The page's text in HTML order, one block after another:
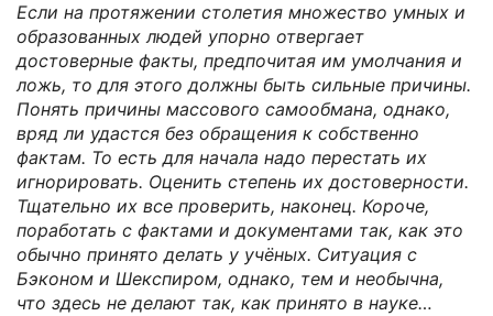
Если на протяжении столетия множество умных и
образованных людей упорно отвергает
достоверные факты, предпочитая им умолчания и
ложь, то для этого должны быть сильные причины.
Понять причины массового самообмана, однако,
вряд ли удастся без обращения к собственно
фактам. То есть для начала надо перестать их
игнорировать. Оценить степень их достоверности.
Тщательно их все проверить, наконец. Короче,
поработать с фактами и документами так, как это
обычно принято делать у учёных. Ситуация с
Бэконом и Шекспиром, однако, тем и необычна,
что здесь не делают так, как принято в науке…